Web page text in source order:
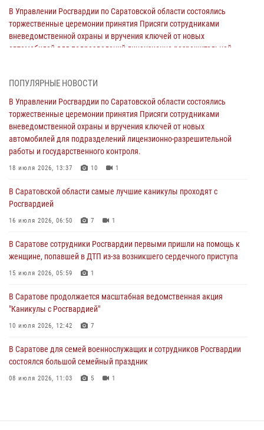
В Управлении Росгвардии по Саратовской области состоялись
торжественные церемонии принятия Присяги сотрудниками
вневедомственной охраны и вручения ключей от новых
автомобилей для подразделений лицензионно-разрешительной
В Саратовской области самые лучшие каникулы проходят с
Росгвардией
16 июля 2026, 06:50 7 1
В Саратове сотрудники Росгвардии первыми пришли на помощь к
женщине, попавшей в ДТП из-за возникшего сердечного приступа
В Саратове продолжается масштабная ведомственная акция
"Каникулы с Росгвардией"
В Саратовской области при содействии спецназа Росгвардии
задержан подозреваемый в незаконном обороте наркотиков
В Саратове для семей военнослужащих и сотрудников Росгвардии
состоялся большой семейный праздник
ПОПУЛЯРНЫЕ НОВОСТИ
В Управлении Росгвардии по Саратовской области состоялись
торжественные церемонии принятия Присяги сотрудниками
вневедомственной охраны и вручения ключей от новых
автомобилей для подразделений лицензионно-разрешительной
работы и государственного контроля.
18 июля 2026, 13:37 10 1
В Саратовской области самые лучшие каникулы проходят с
Росгвардией
16 июля 2026, 06:50 7 1
В Саратове сотрудники Росгвардии первыми пришли на помощь к
женщине, попавшей в ДТП из-за возникшего сердечного приступа
15 июля 2026, 05:59 1
В Саратове продолжается масштабная ведомственная акция
"Каникулы с Росгвардией"
10 июля 2026, 12:42 7
В Саратове для семей военнослужащих и сотрудников Росгвардии
состоялся большой семейный праздник
08 июля 2026, 11:03 5 1